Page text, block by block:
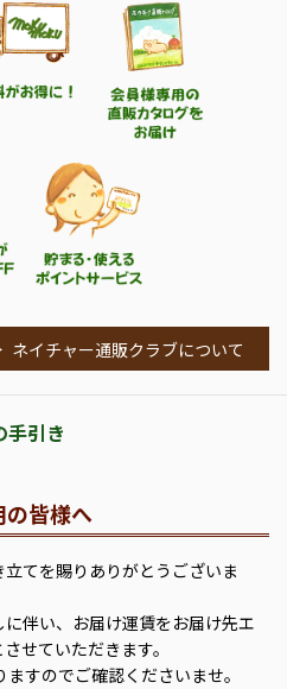
ネイチャー通販クラブについて
手引き
の皆様へ
てを賜りありがとうございま
伴い、お届け運賃をお届け先エ
せていただきます。
すのでご確認くださいませ。